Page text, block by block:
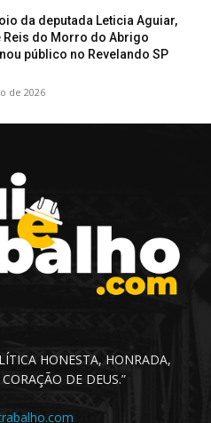
da deputada Leticia Aguiar,
Reis do Morro do Abrigo
público no Revelando SP
de 2026
HONESTA, HONRADA,
DE DEUS.”